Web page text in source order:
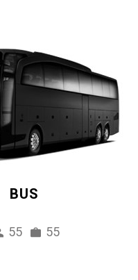
BUS
55 55